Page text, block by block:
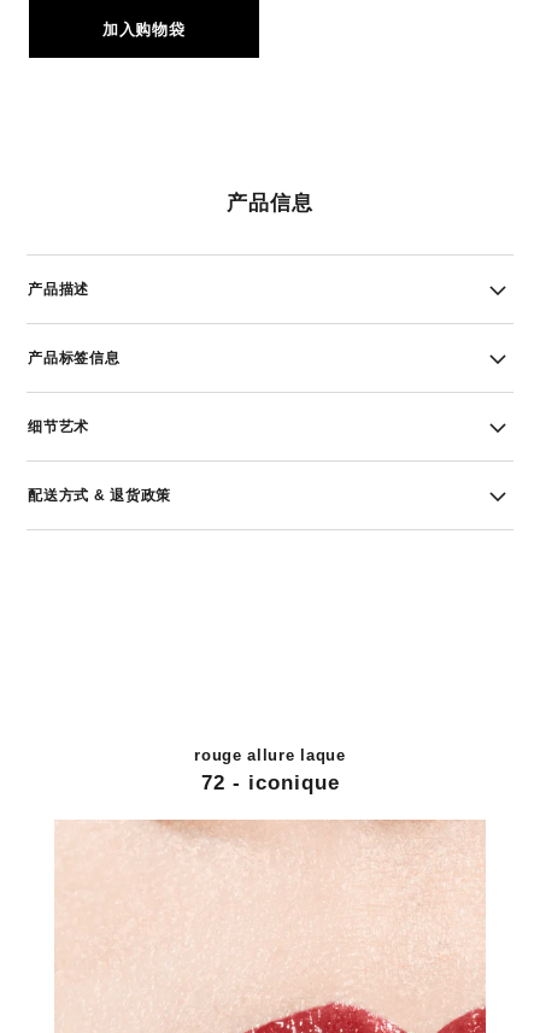
加入购物袋
产品信息
产品描述
产品标签信息
细节艺术
配送方式 & 退货政策
rouge allure laque
72 - iconique